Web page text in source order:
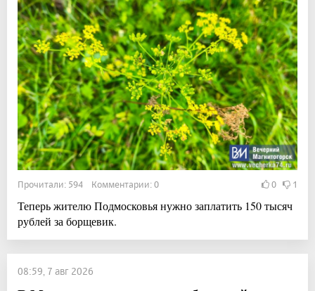
Прочитали: 594 Комментарии: 0 0 1
Теперь жителю Подмосковья нужно заплатить 150 тысяч
рублей за борщевик.
08:59, 7 авг 2026